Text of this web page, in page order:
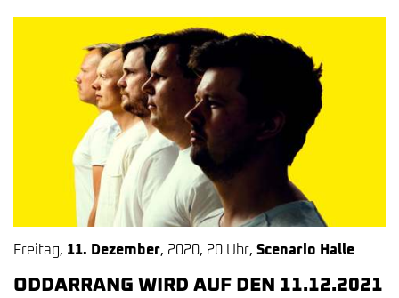
Freitag, 11. Dezember, 2020, 20 Uhr, Scenario Halle
ODDARRANG WIRD AUF DEN 11.12.2021